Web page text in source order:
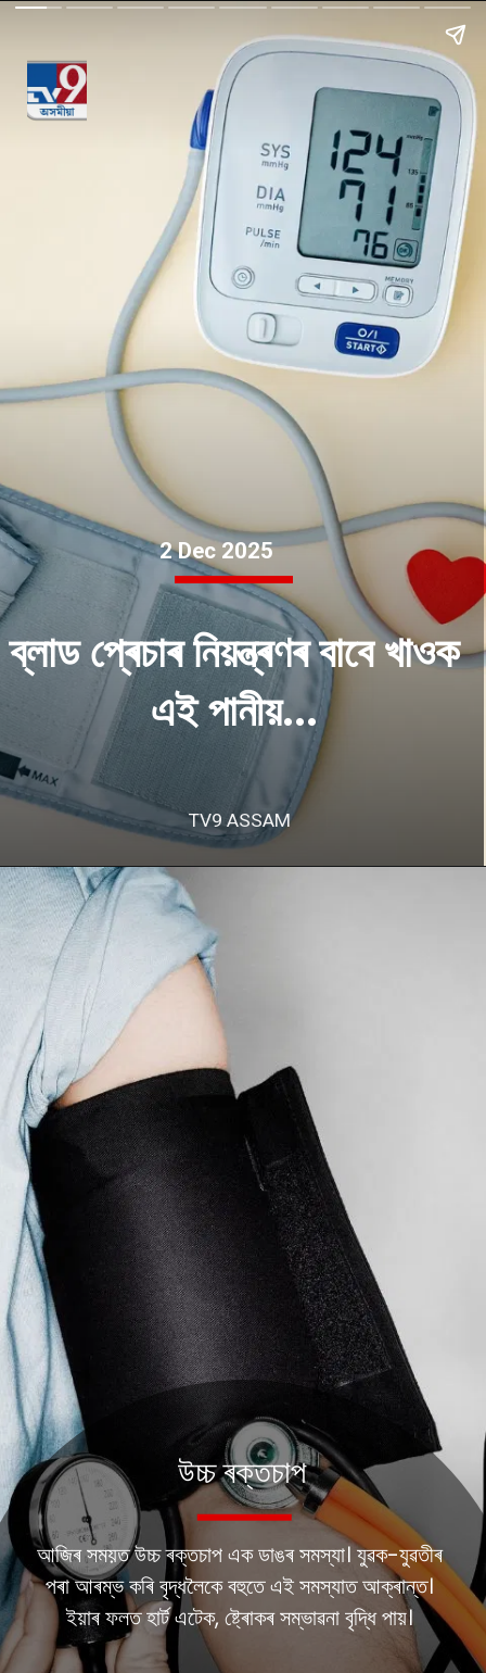
ব্লাড প্ৰেচাৰ নিয়ন্ত্ৰণৰ বাবে খাওক
এই পানীয়...
2 Dec 2025
TV9 ASSAM
আজিৰ সময়ত উচ্চ ৰক্তচাপ এক ডাঙৰ সমস্যা। যুৱক-যুৱতীৰ
পৰা আৰম্ভ কৰি বৃদ্ধলৈকে বহুতে এই সমস্যাত আক্ৰান্ত।
ইয়াৰ ফলত হাৰ্ট এটেক, ষ্ট্ৰোকৰ সম্ভাৱনা বৃদ্ধি পায়।
উচ্চ ৰক্তচাপ